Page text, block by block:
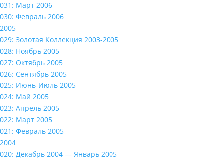
031: Март 2006
030: Февраль 2006
2005
029: Золотая Коллекция 2003-2005
028: Ноябрь 2005
027: Октябрь 2005
026: Сентябрь 2005
025: Июнь-Июль 2005
024: Май 2005
023: Апрель 2005
022: Март 2005
021: Февраль 2005
2004
020: Декабрь 2004 — Январь 2005